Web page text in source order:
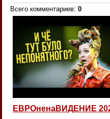
Всего комментариев: 0
ЕВРОненаВИДЕНИЕ